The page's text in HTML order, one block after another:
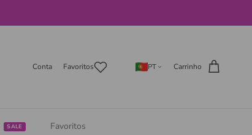
Conta Favoritos PT Carrinho
Favoritos